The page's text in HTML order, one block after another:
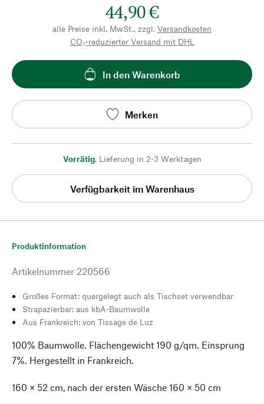
44,90 €
alle Preise inkl. MwSt., zzgl. Versandkosten
CO₂-reduzierter Versand mit DHL
In den Warenkorb
Merken
Vorrätig, Lieferung in 2-3 Werktagen
Verfügbarkeit im Warenhaus
Produktinformation
Artikelnummer 220566
Großes Format: quergelegt auch als Tischset verwendbar
Strapazierbar: aus kbA-Baumwolle
Aus Frankreich: von Tissage de Luz
100% Baumwolle. Flächengewicht 190 g/qm. Einsprung
7%. Hergestellt in Frankreich.
160 × 52 cm, nach der ersten Wäsche 160 × 50 cm